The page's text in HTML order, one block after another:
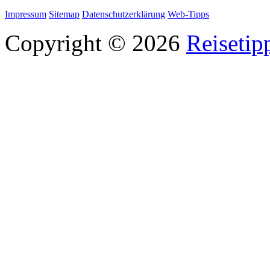
Impressum Sitemap Datenschutzerklärung Web-Tipps
Copyright © 2026